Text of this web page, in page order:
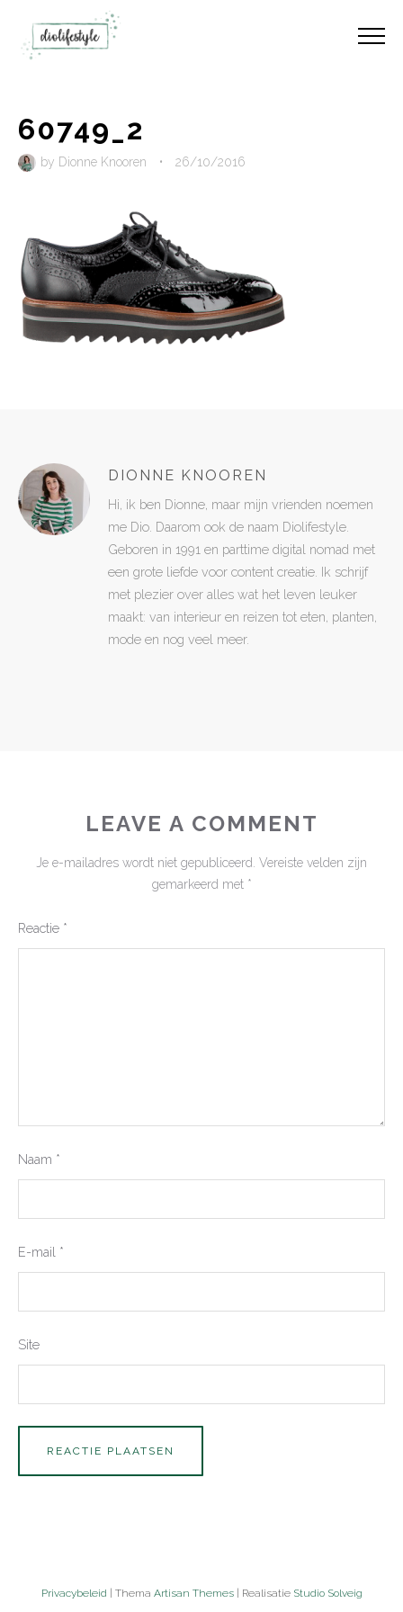
60749_2
by Dionne Knooren • 26/10/2016
DIONNE KNOOREN
Hi, ik ben Dionne, maar mijn vrienden noemen
me Dio. Daarom ook de naam Diolifestyle.
Geboren in 1991 en parttime digital nomad met
een grote liefde voor content creatie. Ik schrijf
met plezier over alles wat het leven leuker
maakt: van interieur en reizen tot eten, planten,
mode en nog veel meer.
LEAVE A COMMENT
Je e-mailadres wordt niet gepubliceerd. Vereiste velden zijn
gemarkeerd met *
Reactie *
Naam *
E-mail *
Site
Privacybeleid | Thema Artisan Themes| Realisatie Studio Solveig